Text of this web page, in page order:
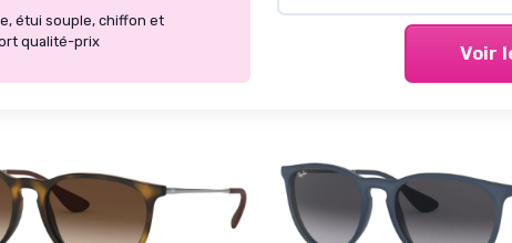
étui souple, chiffon et
qualité-prix
Voir